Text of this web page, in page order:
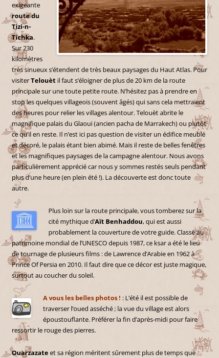
exigeante
route du
Tizi-n-
Tichka.
Sur 230
kilomètres
très sinueux s’étendent de très beaux paysages du Haut Atlas. Pour
visiterTelouèt il faut s’éloigner de plus de 20 km de la route
principale sur une toute petite route. N’hésitez pas à prendre en
stop les quelques villageois (souvent âgés) qui sans cela mettraient
des heures pour relier les villages alentour. Telouèt abrite le
magnifique palais du Glaoui (ancien pacha de Marrakech) ou plutôt
ce qu’il en reste. Il n’est ici pas question de visiter un édifice meublé
et décoré, le palais étant bien abimé. Mais il reste de belles fenêtres
et les magnifiques paysages de la campagne alentour. Nous avons
particulièrement apprécié car nous y sommes restés seuls pendant
plus d’une heure (en plein été !). La découverte est donc toute
autre.
Plus loin sur la route principale, vous tomberez sur la
cité mythique d’Aït Benhaddou, qui est aussi
probablement la couverture de votre guide. Classé au
patrimoine mondial de l’UNESCO depuis 1987, ce ksar a été le lieu
de tournage de plusieurs films : de Lawrence d’Arabie en 1962 à
Prince Of Persia en 2010. Il faut dire que ce décor est juste magique,
surtout au coucher du soleil.
A vous les belles photos ! : L’été il est possible de
traverser l’oued asséché ; la vue du village est alors
époustouflante. Préférer la fin d’après-midi pour faire
ressortir le rouge des pierres.
Ouarzazateet sa région méritent sûrement plus de temps que